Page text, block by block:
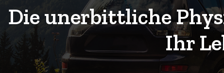
Die unerbittliche
Ihr